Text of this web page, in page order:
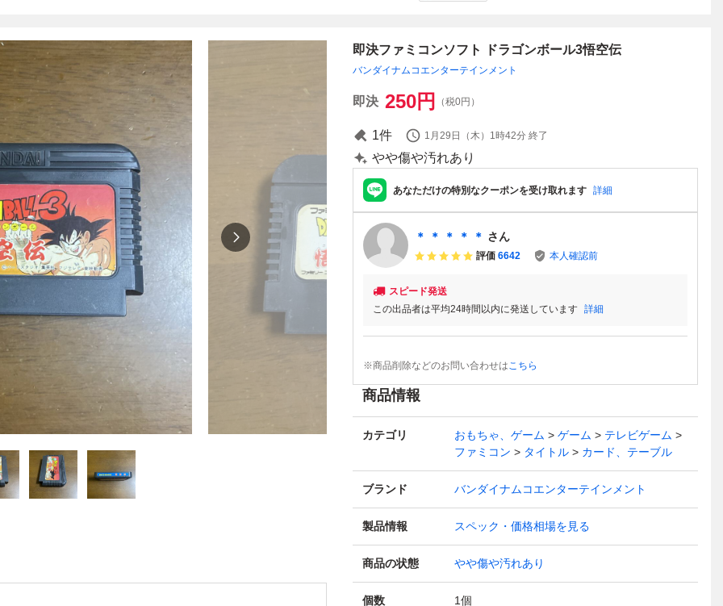
即決ファミコンソフト ドラゴンボール3悟空伝
バンダイナムコエンターテインメント
即決 250円 （税0円）
1件 1月29日（木）1時42分 終了
やや傷や汚れあり
あなただけの特別なクーポンを受け取れます 詳細
＊ ＊ ＊ ＊ ＊ さん
評価 6642 本人確認前
スピード発送
この出品者は平均24時間以内に発送しています 詳細
※商品削除などのお問い合わせはこちら
商品情報
カテゴリ おもちゃ、ゲーム ゲーム
テレビゲーム
ファミコン
タイトル カード、テーブル
ブランド バンダイナムコエンターテインメント
製品情報 スペック・価格相場を見る
商品の状態 やや傷や汚れあり
個数 1個